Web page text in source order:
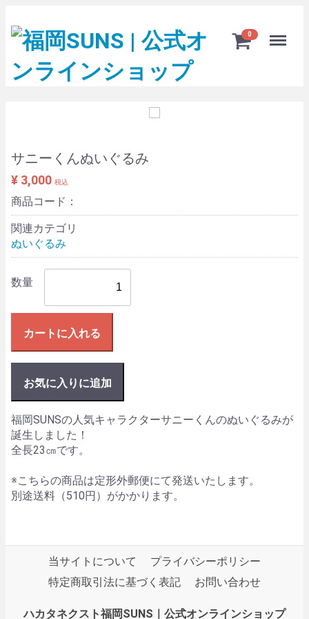
0 Menu
サニーくんぬいぐるみ
¥ 3,000 税込
商品コード：
関連カテゴリ
ぬいぐるみ
数量
カートに入れる
お気に入りに追加
福岡SUNSの人気キャラクターサニーくんのぬいぐるみが
誕生しました！
全長23㎝です。
※こちらの商品は定形外郵便にて発送いたします。
別途送料（510円）がかかります。
当サイトについて
プライバシーポリシー
特定商取引法に基づく表記
お問い合わせ
ハカタネクスト福岡SUNS｜公式オンラインショップ